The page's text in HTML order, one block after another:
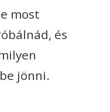
most
és
jönni.